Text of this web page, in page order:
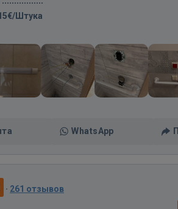
Штука
WhatsApp
· 261 отзывов